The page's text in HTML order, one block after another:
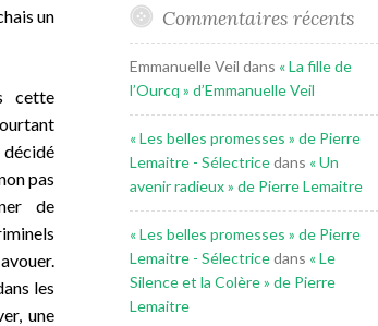
un
cette
pas
de
les
une
Commentaires récents
Emmanuelle Veil dans « La fille de
l’Ourcq » d’Emmanuelle Veil
« Les belles promesses » de Pierre
Lemaitre - Sélectricedans « Un
avenir radieux » de Pierre Lemaitre
« Les belles promesses » de Pierre
Lemaitre - Sélectricedans « Le
Silence et la Colère » de Pierre
Lemaitre